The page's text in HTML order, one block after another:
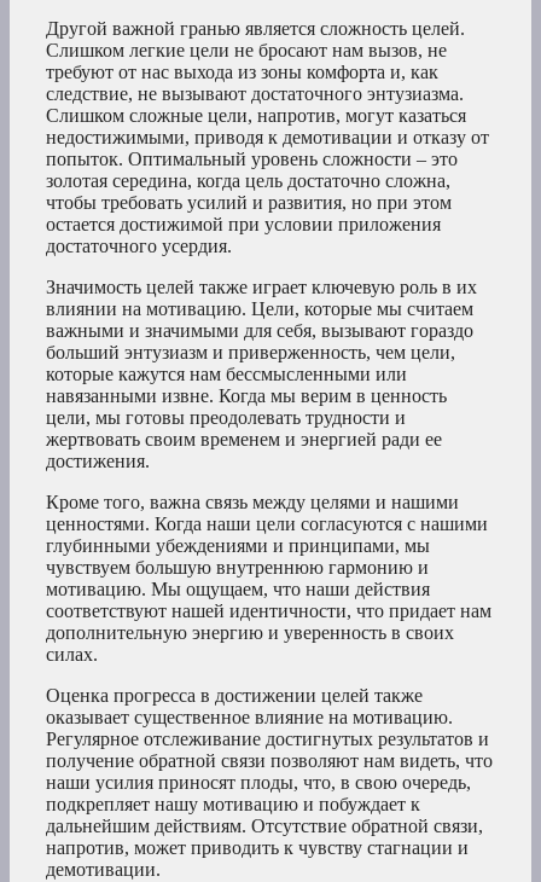
Другой важной гранью является сложность целей.
Слишком легкие цели не бросают нам вызов, не
требуют от нас выхода из зоны комфорта и, как
следствие, не вызывают достаточного энтузиазма.
Слишком сложные цели, напротив, могут казаться
недостижимыми, приводя к демотивации и отказу от
попыток. Оптимальный уровень сложности – это
золотая середина, когда цель достаточно сложна,
чтобы требовать усилий и развития, но при этом
остается достижимой при условии приложения
достаточного усердия.
Значимость целей также играет ключевую роль в их
влиянии на мотивацию. Цели, которые мы считаем
важными и значимыми для себя, вызывают гораздо
больший энтузиазм и приверженность, чем цели,
которые кажутся нам бессмысленными или
навязанными извне. Когда мы верим в ценность
цели, мы готовы преодолевать трудности и
жертвовать своим временем и энергией ради ее
достижения.
Кроме того, важна связь между целями и нашими
ценностями. Когда наши цели согласуются с нашими
глубинными убеждениями и принципами, мы
чувствуем большую внутреннюю гармонию и
мотивацию. Мы ощущаем, что наши действия
соответствуют нашей идентичности, что придает нам
дополнительную энергию и уверенность в своих
силах.
Оценка прогресса в достижении целей также
оказывает существенное влияние на мотивацию.
Регулярное отслеживание достигнутых результатов и
получение обратной связи позволяют нам видеть, что
наши усилия приносят плоды, что, в свою очередь,
подкрепляет нашу мотивацию и побуждает к
дальнейшим действиям. Отсутствие обратной связи,
напротив, может приводить к чувству стагнации и
демотивации.